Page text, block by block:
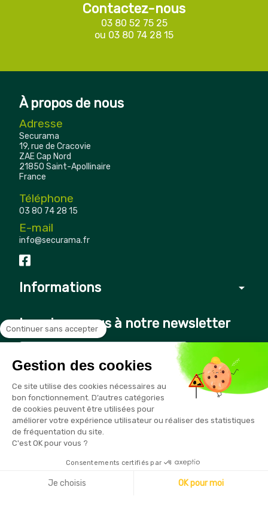
Contactez-nous
03 80 52 75 25
ou 03 80 74 28 15
À propos de nous
Adresse
Securama
19, rue de Cracovie
ZAE Cap Nord
21850 Saint-Apollinaire
France
Téléphone
03 80 74 28 15
E-mail
info@securama.fr
Informations arrow_drop_down
Inscrivez-vous à notre newsletter
Vous pouvez vous désinscrire à tout moment en cliquant sur le
lien présent dans nos emails
Copyright © 2026 - Sécurama
Continuer sans accepter
Gestion des cookies
Ce site utilise des cookies nécessaires au
bon fonctionnement. D’autres catégories
de cookies peuvent être utilisées pour
améliorer votre expérience utilisateur ou réaliser des statistiques
de fréquentation du site.
C'est OK pour vous ?
Consentements certifiés par
Je choisis OK pour moi